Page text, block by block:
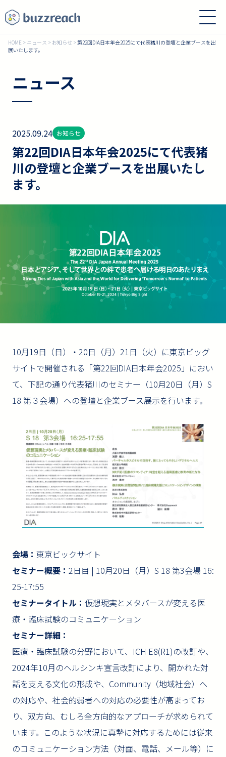
HOME > ニュース > お知らせ >第22回DIA日本年会2025にて代表猪川の登壇と企業ブースを出
展いたします。
ニュース
2025.09.24 お知らせ
第22回DIA日本年会2025にて代表猪
川の登壇と企業ブースを出展いたし
ます。
10月19日（日）・20日（月）21日（火）に東京ビッグ
サイトで開催される「第22回DIA日本年会2025」におい
て、下記の通り代表猪川のセミナー（10月20日（月）S
18 第３会場）への登壇と企業ブース展示を行います。
会場： 東京ビックサイト
セミナー概要： 2日目 | 10月20日（月）S 18 第3会場 16:
25-17:55
セミナータイトル： 仮想現実とメタバースが変える医
療・臨床試験のコミュニケーション
セミナー詳細：
医療・臨床試験の分野において、ICH E8(R1)の改訂や、
2024年10月のヘルシンキ宣言改訂により、開かれた対
話を支える文化の形成や、Community（地域社会）へ
の対応や、社会的弱者への対応の必要性が高まってお
り、双方向、むしろ全方向的なアプローチが求められて
います。このような状況に真摯に対応するためには従来
のコミュニケーション方法（対面、電話、メール等）に